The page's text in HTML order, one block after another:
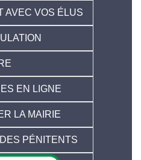
AVEC VOS ÉLUS
EN LIGNE
LA MAIRIE
PÉNITENTS